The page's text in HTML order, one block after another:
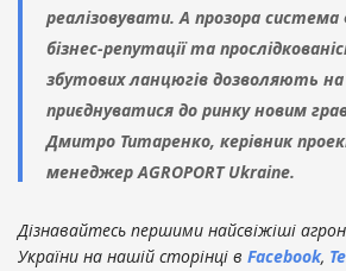
реалізовувати. А прозора система
бізнес-репутації та
збутових ланцюгів дозволяють на
приєднуватися до ринку новим
Дмитро Титаренко, керівник
менеджер AGROPORT Ukraine.
Дізнавайтесь першими найсвіжіші
України на нашій сторінці в Facebook,